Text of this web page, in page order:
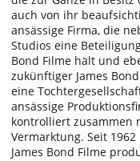
auch von ihr
ansässige Firma, die
Studios eine
Bond Filme hält und
zukünftiger James
eine
ansässige
kontrolliert zusammen
Vermarktung. Seit
James Bond Filme